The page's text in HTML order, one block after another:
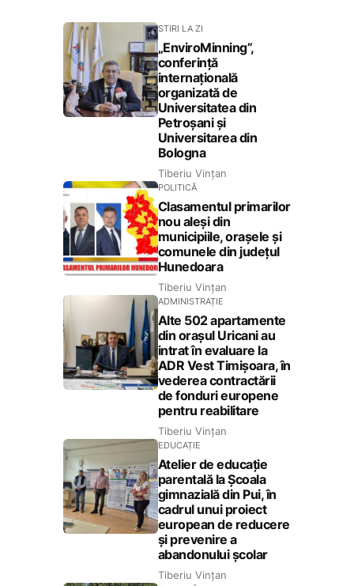
STIRI LA ZI
„EnviroMinning”,
conferință
internațională
organizată de
Universitatea din
Petroșani și
Universitarea din
Bologna
Tiberiu Vințan
POLITICĂ
Clasamentul primarilor
nou aleși din
municipiile, orașele și
comunele din județul
Hunedoara
Tiberiu Vințan
ADMINISTRAȚIE
Alte 502 apartamente
din orașul Uricani au
intrat în evaluare la
ADR Vest Timișoara, în
vederea contractării
de fonduri europene
pentru reabilitare
Tiberiu Vințan
EDUCAȚIE
Atelier de educație
parentală la Școala
gimnazială din Pui, în
cadrul unui proiect
european de reducere
și prevenire a
abandonului școlar
Tiberiu Vințan